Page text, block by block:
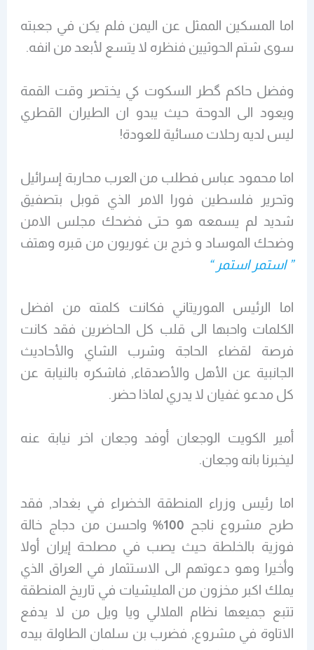
اما المسكين الممثل عن اليمن فلم يكن في جعبته
سوى شتم الحوثيين فنظره لا يتسع لأبعد من انفه.
وفضل حاكم گطر السكوت كي يختصر وقت القمة
ويعود الى الدوحة حيث يبدو ان الطيران القطري
ليس لديه رحلات مسائية للعودة!
اما محمود عباس فطلب من العرب محاربة إسرائيل
وتحرير فلسطين فورا الامر الذي قوبل بتصفيق
شديد لم يسمعه هو حتى فضحك مجلس الامن
وضحك الموساد و خرج بن غوريون من قبره وهتف
” استمر استمر “
اما الرئيس الموريتاني فكانت كلمته من افضل
الكلمات واحبها الى قلب كل الحاضرين فقد كانت
فرصة لقضاء الحاجة وشرب الشاي والأحاديث
الجانبية عن الأهل والأصدقاء, فاشكره بالنيابة عن
كل مدعو غفيان لا يدري لماذا حضر.
أمير الكويت الوجعان أوفد وجعان اخر نيابة عنه
ليخبرنا بانه وجعان.
اما رئيس وزراء المنطقة الخضراء في بغداد, فقد
طرح مشروع ناجح 100%
واحسن من دجاج خالة
فوزية بالخلطة حيث يصب في مصلحة إيران أولا
وأخيرا وهو دعوتهم الى الاستثمار في العراق الذي
يملك اكبر مخزون من المليشيات في تاريخ المنطقة
تتبع جميعها نظام الملالي ويا ويل من لا يدفع
الاتاوة في مشروع, فضرب بن سلمان الطاولة بيده